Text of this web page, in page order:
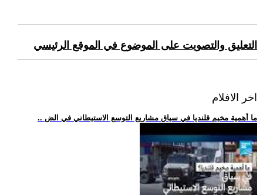
التعليق والتصويت على الموضوع في الموقع الرئيسي
اخر الافلام
.. ما أهمية مخيم قلنديا في سياق مشاريع التوسع الاستيطاني في الض